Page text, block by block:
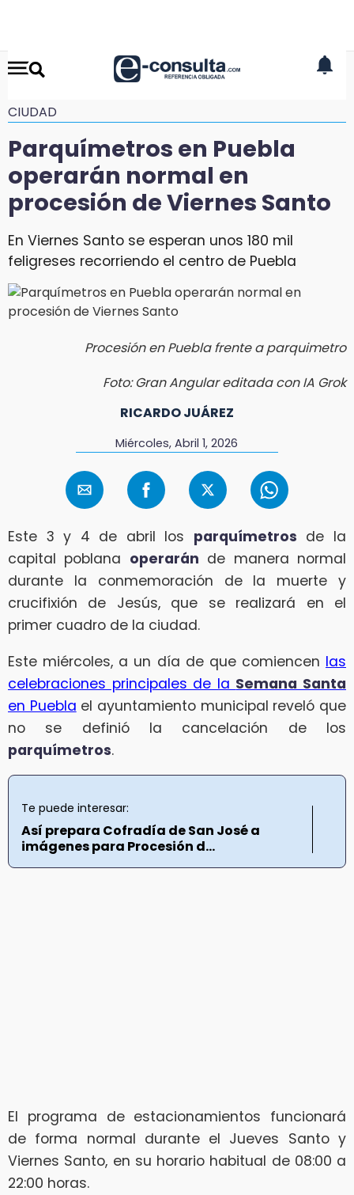
CIUDAD
Parquímetros en Puebla
operarán normal en
procesión de Viernes Santo
En Viernes Santo se esperan unos 180 mil
feligreses recorriendo el centro de Puebla
Procesión en Puebla frente a parquimetro
Foto: Gran Angular editada con IA Grok
RICARDO JUÁREZ
Miércoles, Abril 1, 2026
Este 3 y 4 de abril los parquímetros de la
capital poblana operarán de manera normal
durante la conmemoración de la muerte y
crucifixión de Jesús, que se realizará en el
primer cuadro de la ciudad.
Este miércoles, a un día de que comiencen las
celebraciones principales de la Semana Santa
en Puebla el ayuntamiento municipal reveló que
no se definió la cancelación de los
parquímetros.
Te puede interesar:
Así prepara Cofradía de San José a
imágenes para Procesión d...
El programa de estacionamientos funcionará
de forma normal durante el Jueves Santo y
Viernes Santo, en su horario habitual de 08:00 a
22:00 horas.